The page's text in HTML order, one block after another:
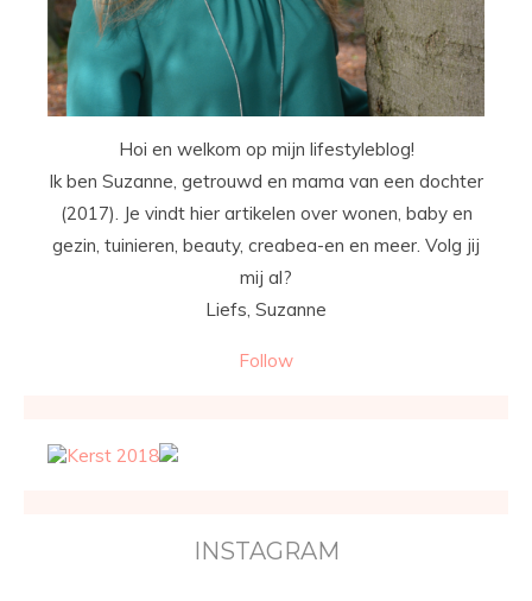
Hoi en welkom op mijn lifestyleblog!
Ik ben Suzanne, getrouwd en mama van een dochter
(2017). Je vindt hier artikelen over wonen, baby en
gezin, tuinieren, beauty, creabea-en en meer. Volg jij
mij al?
Liefs, Suzanne
Follow
INSTAGRAM